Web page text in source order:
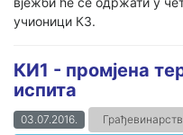
учионици К3.
КИ1 - промјена
испита
03.07.2016.